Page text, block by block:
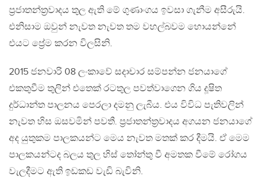
ප්‍රජාතන්ත්‍රවාදය තුල ඇති මේ ගුණාංගය ඉවසා ගැනීම අසීරුයි.
එනිසාම ඔවුන් නැවත නැවත තම වහල්බවම හොයන්නේ
එයට ප්‍රේම කරන විලසිනි.
2015 ජනවාරි 08 ලංකාවේ සදාචාර සම්පන්න ජනයාගේ
එකතුවීම තුලින් එතෙක් රටතුල පවත්වාගෙන ගිය දූෂිත
දුර්ධාන්ත පාලනය පෙරලා දමනු ලැබීය. එය විවිධ පැතිවලින්
නැවත හිස ඔසවමින් පවතී. ප්‍රජාතන්ත්‍රවාදය අගයන ජනයාගේ
අද යුතුකම පාලකයන්ට මෙය නැවත මතක් කර දීමයි. ඒ මෙම
පාලකයන්ටද බලය තුල හිස් තෝන්තු වී අමතක වීමේ රෝගය
වැලදීමට ඇති ඉඩකඩ වැඩි බැවිනි.